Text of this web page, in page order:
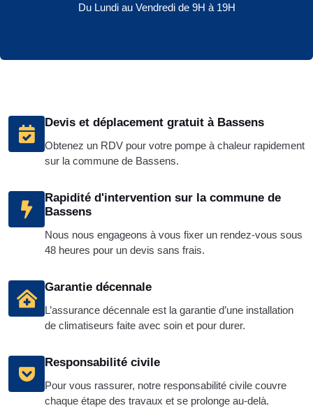
Devis et déplacement gratuit à Bassens
Obtenez un RDV pour votre pompe à chaleur rapidement
sur la commune de Bassens.
Rapidité d'intervention sur la commune de
Bassens
Nous nous engageons à vous fixer un rendez-vous sous
48 heures pour un devis sans frais.
Garantie décennale
L’assurance décennale est la garantie d’une installation
de climatiseurs faite avec soin et pour durer.
Responsabilité civile
Pour vous rassurer, notre responsabilité civile couvre
chaque étape des travaux et se prolonge au-delà.
Du Lundi au Vendredi de 9H à 19H